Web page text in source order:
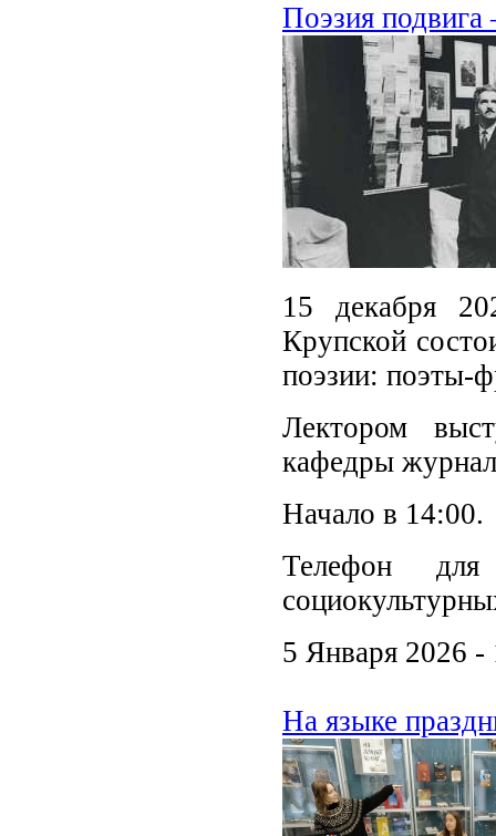
Поэзия
15 декабря
Крупской
поэзии: поэты-
Лектором
кафедры
Начало в 14:00.
Телефон
5 Января 2026 -
На языке